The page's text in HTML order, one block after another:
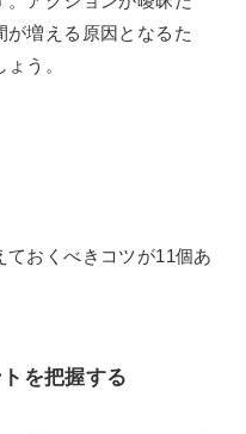
が増える原因となるた
う。
おくべきコツが11個あ
を把握する